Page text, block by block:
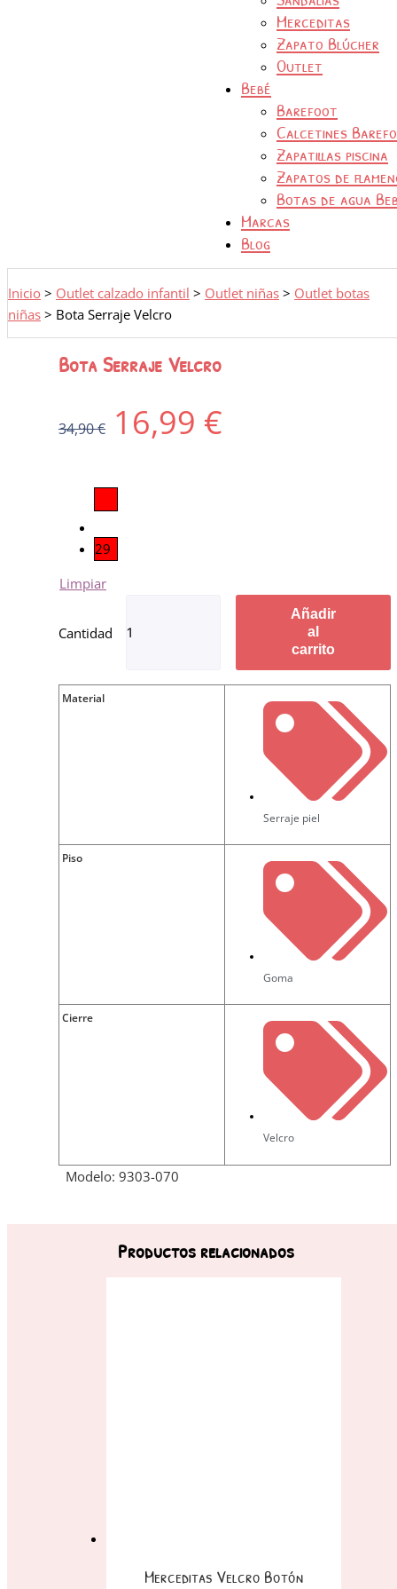
Merceditas
Zapato Blúcher
Outlet
Bebé
Barefoot
Calcetines
Zapatillas piscina
Zapatos de
Botas de agua
Marcas
Blog
Inicio > Outlet calzado infantil > Outlet niñas > Outlet botas
niñas > Bota Serraje Velcro
Bota Serraje Velcro
34,90€ 16,99 €
29
Limpiar
Añadir
al
carrito
Material
Serraje piel
Piso
Goma
Cierre
Velcro
Modelo: 9303-070
Productos relacionados
Merceditas Velcro Botón